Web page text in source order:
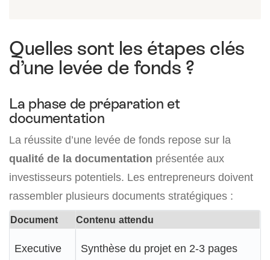
Quelles sont les étapes clés
d’une levée de fonds ?
La phase de préparation et
documentation
La réussite d’une levée de fonds repose sur la
qualité de la documentation présentée aux
investisseurs potentiels. Les entrepreneurs doivent
rassembler plusieurs documents stratégiques :
Document Contenu attendu
Executive
Synthèse du projet en 2-3 pages